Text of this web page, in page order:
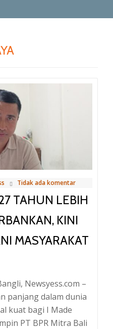
Tidak ada komentar
TAHUN LEBIH
KINI
MASYARAKAT
Newsyess.com –
panjang dalam dunia
kuat bagi I Made
PT BPR Mitra Bali